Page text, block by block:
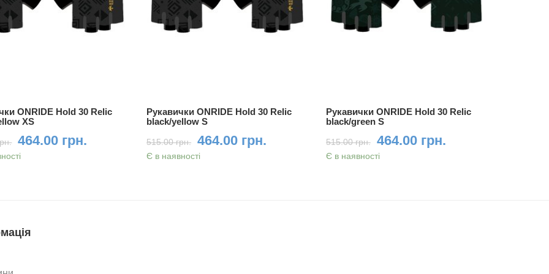
ONRIDE Hold 30 Relic
XS
464.00 грн.
Рукавички ONRIDE Hold 30 Relic
black/yellow S
515.00 грн. 464.00 грн.
Є в наявності
Рукавички ONRIDE Hold 30 Relic
black/green S
515.00 грн. 464.00 грн.
Є в наявності